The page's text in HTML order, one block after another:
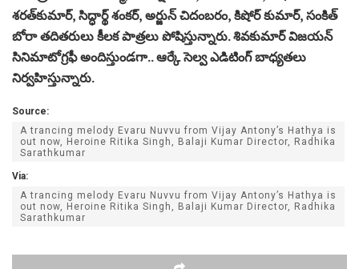
శరత్‌కుమార్, సిద్ధార్థ్ శంకర్, అర్జున్ చిదంబరం, కిషోర్ కుమార్, సంకిత్
బోరా తదితరులు కీలక పాత్రలు పోషిస్తున్నారు. శివకుమార్ విజయన్
సినిమాటోగ్రఫీ అందిస్తుండగా.. ఆర్కే సెల్వ ఎడిటింగ్ బాధ్యతలు
నిర్వహిస్తున్నారు.
Source:
A trancing melody Evaru Nuvvu from Vijay Antony’s Hathya is
out now, Heroine Ritika Singh, Balaji Kumar Director, Radhika
Sarathkumar
Via:
A trancing melody Evaru Nuvvu from Vijay Antony’s Hathya is
out now, Heroine Ritika Singh, Balaji Kumar Director, Radhika
Sarathkumar